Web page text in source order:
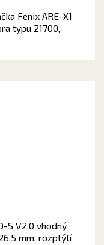
Fenix ARE-X1
typu 21700,
S V2.0 vhodný
mm, rozptýlí